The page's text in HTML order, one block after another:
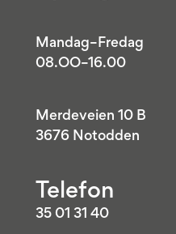
Mandag–Fredag
08.OO–16.00
Merdeveien 10 B
3676 Notodden
Telefon
35 01 31 40